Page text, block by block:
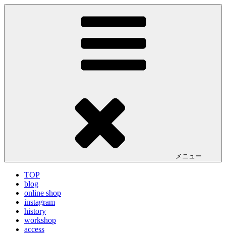
コ
LA VILLA ROUGE Blog
メニュー
TOP
blog
online shop
instagram
history
workshop
access